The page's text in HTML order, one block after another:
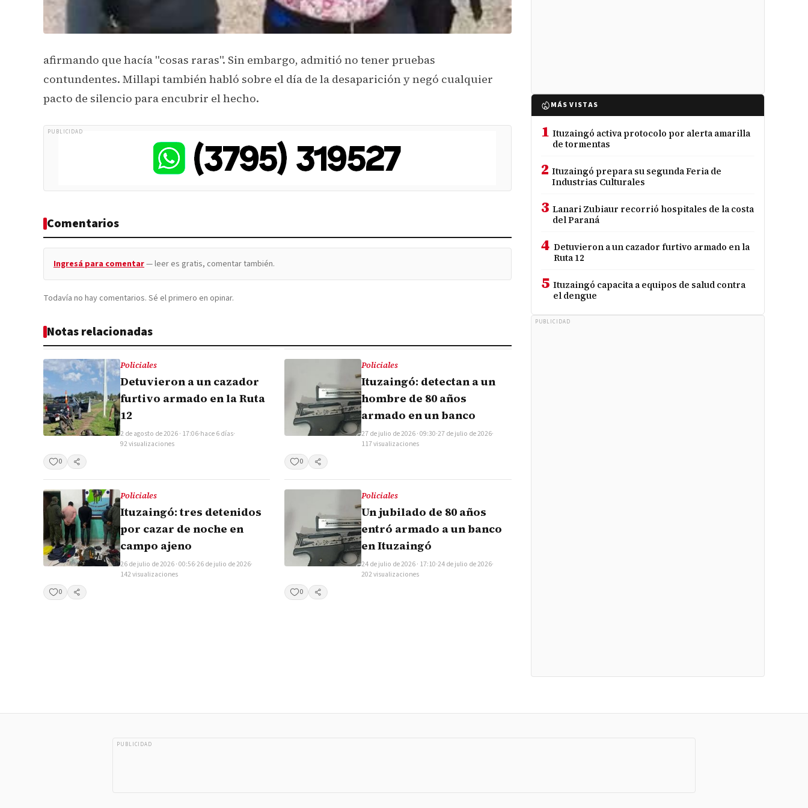
afirmando que hacía "cosas raras". Sin embargo, admitió no tener pruebas
contundentes. Millapi también habló sobre el día de la desaparición y negó cualquier
pacto de silencio para encubrir el hecho.
PUBLICIDAD
Comentarios
Ingresá para comentar— leer es gratis, comentar también.
Todavía no hay comentarios. Sé el primero en opinar.
Notas relacionadas
Policiales
Detuvieron a un cazador
furtivo armado en la Ruta
12
2 de agosto de 2026 · 17:06·hace 6 días·
92 visualizaciones
0
Compartir
Policiales
Ituzaingó: detectan a un
hombre de 80 años
armado en un banco
27 de julio de 2026 · 09:30·27 de julio de 2026·
117 visualizaciones
0
Compartir
Policiales
Ituzaingó: tres detenidos
por cazar de noche en
campo ajeno
26 de julio de 2026 · 00:56·26 de julio de 2026·
142 visualizaciones
0
Compartir
Policiales
Un jubilado de 80 años
entró armado a un banco
en Ituzaingó
24 de julio de 2026 · 17:10·24 de julio de 2026·
202 visualizaciones
0
Compartir
MÁS VISTAS
1 Ituzaingó activa protocolo por alerta amarilla
de tormentas
2 Ituzaingó prepara su segunda Feria de
Industrias Culturales
3 Lanari Zubiaur recorrió hospitales de la costa
del Paraná
4 Detuvieron a un cazador furtivo armado en la
Ruta 12
5 Ituzaingó capacita a equipos de salud contra
el dengue
PUBLICIDAD
PUBLICIDAD